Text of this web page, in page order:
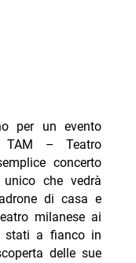
per un evento
– Teatro
concerto
che vedrà
di casa e
milanese ai
stati a fianco in
delle sue